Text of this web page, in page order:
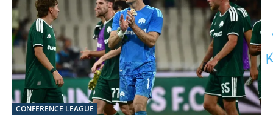
CONFERENCE LEAGUE